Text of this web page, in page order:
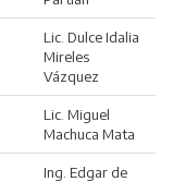
Lic. Dulce Idalia
Mireles
Vázquez
Lic. Miguel
Machuca Mata
Ing. Edgar de